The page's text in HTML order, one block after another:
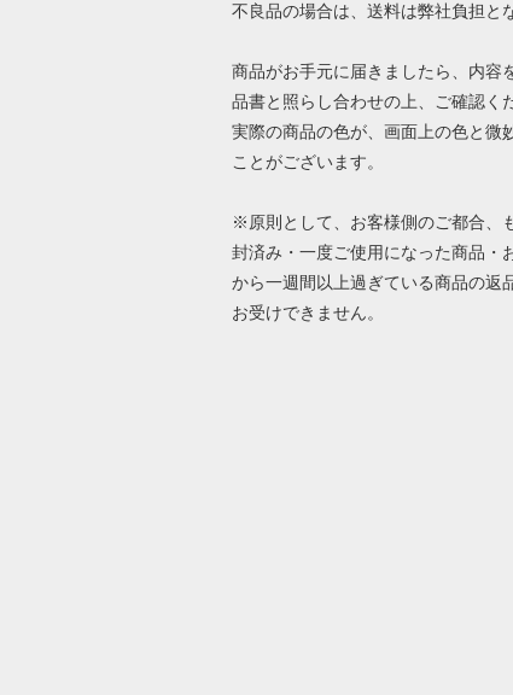
不良品の場合は、送料は弊社負担と
商品がお手元に届きましたら、内容
品書と照らし合わせの上、ご確認く
実際の商品の色が、画面上の色と微
ことがございます。
※原則として、お客様側のご都合、
封済み・一度ご使用になった商品・
から一週間以上過ぎている商品の返
お受けできません。